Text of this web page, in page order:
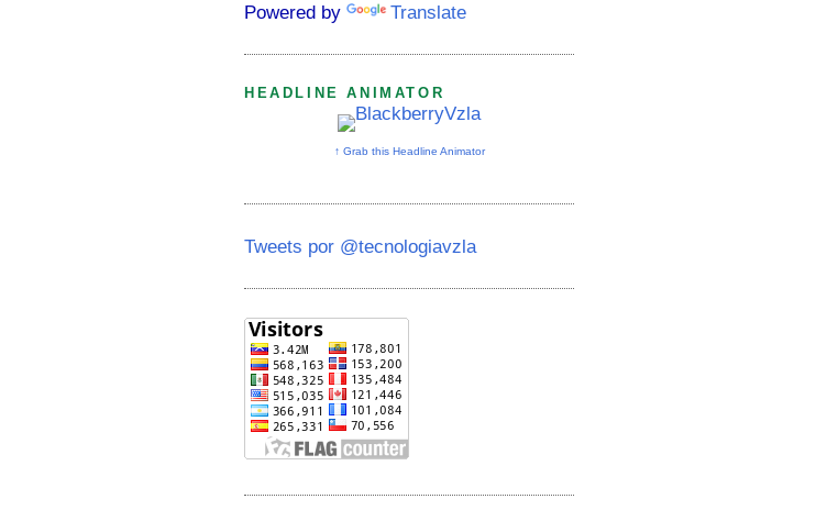
Powered by Translate
HEADLINE ANIMATOR
↑ Grab this Headline Animator
Tweets por @tecnologiavzla